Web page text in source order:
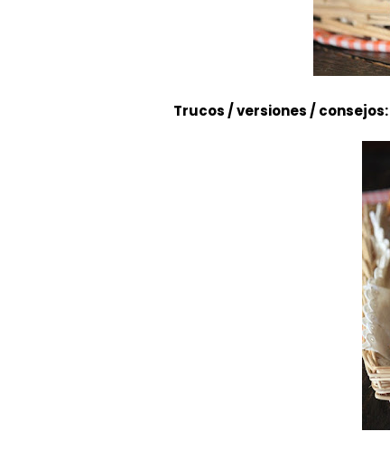
Trucos / versiones / consejos: